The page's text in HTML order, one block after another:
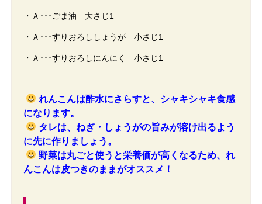
・Ａ･･･ごま油 大さじ1
・Ａ･･･すりおろししょうが 小さじ1
・Ａ･･･すりおろしにんにく 小さじ1
れんこんは酢水にさらすと、シャキシャキ食感
になります。
タレは、ねぎ・しょうがの旨みが溶け出るよう
に先に作りましょう。
野菜は丸ごと使うと栄養価が高くなるため、れ
んこんは皮つきのままがオススメ！